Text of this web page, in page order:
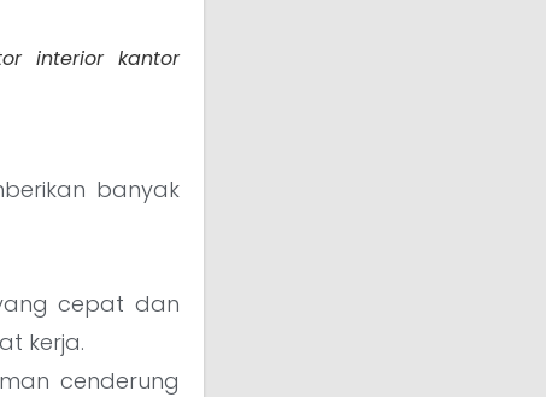
interior kantor
banyak
cepat dan
kerja.
cenderung